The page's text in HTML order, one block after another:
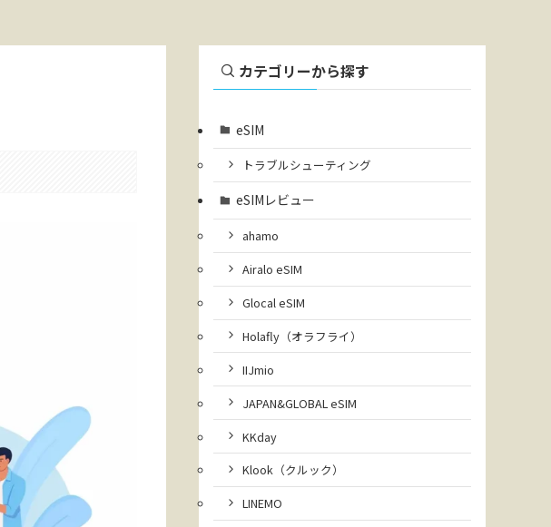
カテゴリーから探す
eSIM
トラブルシューティング
eSIMレビュー
ahamo
Airalo eSIM
Glocal eSIM
Holafly（オラフライ）
IIJmio
JAPAN&GLOBAL eSIM
KKday
Klook（クルック）
LINEMO